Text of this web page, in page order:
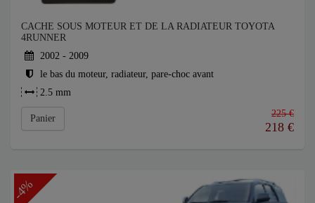
CACHE SOUS MOTEUR ET DE LA RADIATEUR TOYOTA
4RUNNER
2002 - 2009
le bas du moteur, radiateur, pare-choc avant
2.5 mm
Panier 225 €
218 €
-4%